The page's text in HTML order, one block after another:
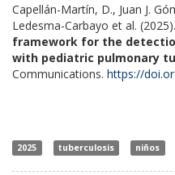
Capellán-Martín, D., Juan J.
Ledesma-Carbayo et al. (2025).
framework for the
with pediatric pulmonary
Communications. https://
2025 tuberculosis niños